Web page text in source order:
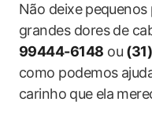
Não deixe
grandes dores de
99444-6148 ou
como podemos
‍carinho⁤ que ela